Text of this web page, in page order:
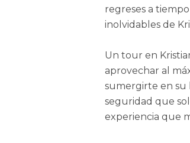
regreses a
inolvidables de
Un tour en
aprovechar al
sumergirte en su
seguridad que
experiencia que